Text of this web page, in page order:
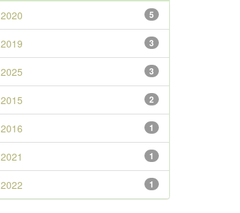
5
2020
3
2019
3
2025
2
2015
1
2016
1
2021
1
2022